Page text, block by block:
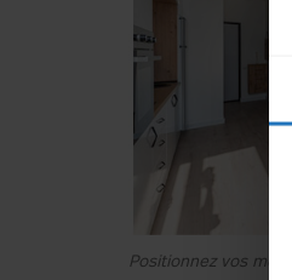
Positionnez vos